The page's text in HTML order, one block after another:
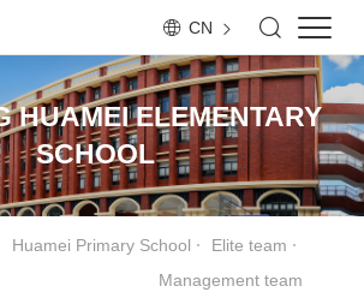
CN
HUAMEI ELEMENTARY
SCHOOL
Huamei Primary School
Elite team
Management team